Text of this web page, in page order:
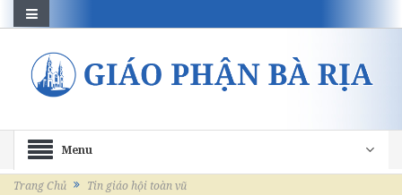
Menu
Trang Chủ Tin giáo hội toàn vũ